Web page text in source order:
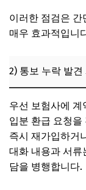
이러한 점검은 간
매우 효과적입니
2) 통보 누락 발
우선 보험사에
입분 환급 요청을
즉시 재가입하거
대화 내용과 서류
담을 병행합니다.